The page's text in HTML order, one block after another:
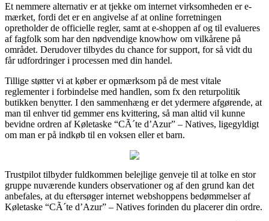
Et nemmere alternativ er at tjekke om internet virksomheden er e-
mærket, fordi det er en angivelse af at online forretningen
opretholder de officielle regler, samt at e-shoppen af og til evalueres
af fagfolk som har den nødvendige knowhow om vilkårene på
området. Derudover tilbydes du chance for support, for så vidt du
får udfordringer i processen med din handel.
Tillige støtter vi at køber er opmærksom på de mest vitale
reglementer i forbindelse med handlen, som fx den returpolitik
butikken benytter. I den sammenhæng er det ydermere afgørende, at
man til enhver tid gemmer ens kvittering, så man altid vil kunne
bevidne ordren af Køletaske “CÃ´te d’Azur” – Natives, ligegyldigt
om man er på indkøb til en voksen eller et barn.
Trustpilot tilbyder fuldkommen belejlige genveje til at tolke en stor
gruppe nuværende kunders observationer og af den grund kan det
anbefales, at du eftersøger internet webshoppens bedømmelser af
Køletaske “CÃ´te d’Azur” – Natives forinden du placerer din ordre.